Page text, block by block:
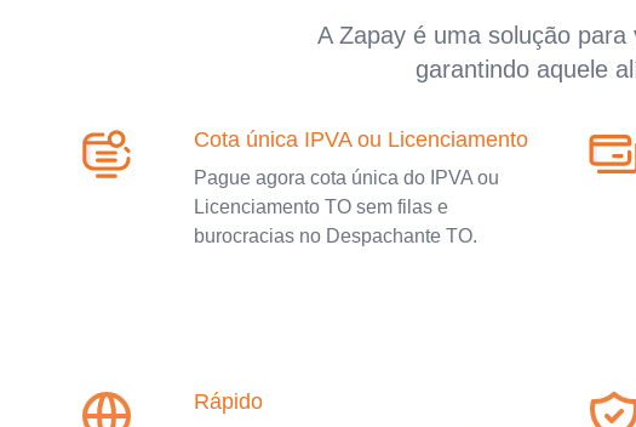
A Zapay é uma solução
garantindo aquele
Cota única IPVA ou Licenciamento
Pague agora cota única do IPVA ou
Licenciamento TO sem filas e
burocracias no Despachante TO.
Rápido